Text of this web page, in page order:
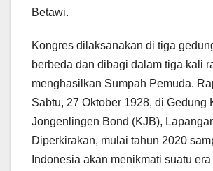
Betawi.
Kongres dilaksanakan di tiga
berbeda dan dibagi dalam tiga kali
menghasilkan Sumpah Pemuda.
Sabtu, 27 Oktober 1928, di Gedung
Jongenlingen Bond (KJB),
Diperkirakan, mulai tahun 2020
Indonesia akan menikmati suatu